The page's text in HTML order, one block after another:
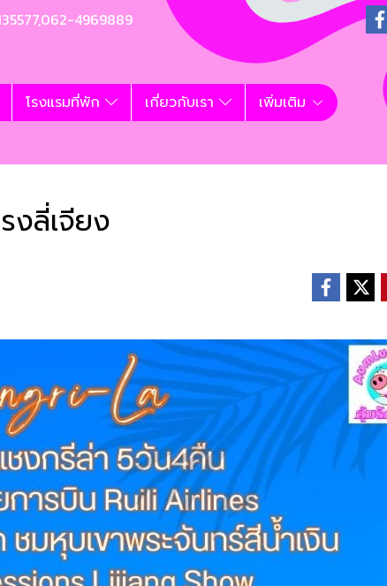
4969889
โรงแรมที่พัก เกี่ยวกับเรา เพิ่มเติม
งลี่เจียง